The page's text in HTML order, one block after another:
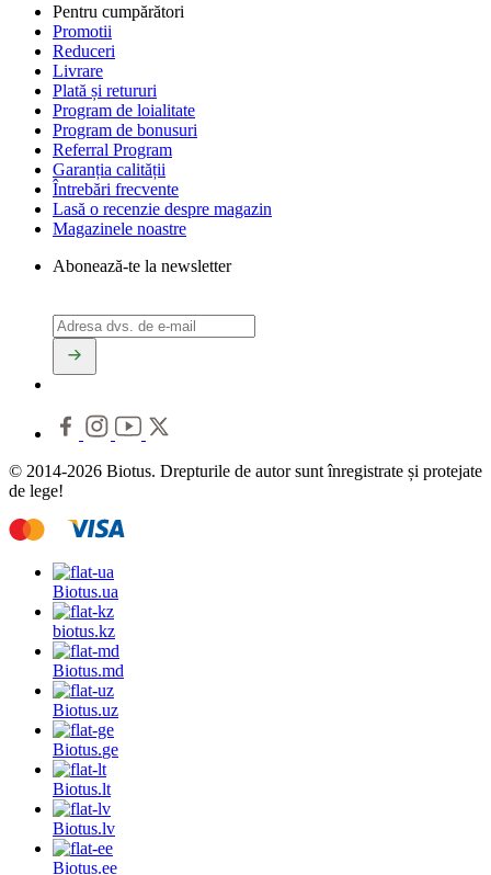
Pentru cumpărători
Promotii
Reduceri
Livrare
Plată și retururi
Program de loialitate
Program de bonusuri
Referral Program
Garanția calității
Întrebări frecvente
Lasă o recenzie despre magazin
Magazinele noastre
Abonează-te la newsletter
© 2014-2026 Biotus. Drepturile de autor sunt înregistrate și protejate
de lege!
Biotus.ua
biotus.kz
Biotus.md
Biotus.uz
Biotus.ge
Biotus.lt
Biotus.lv
Biotus.ee